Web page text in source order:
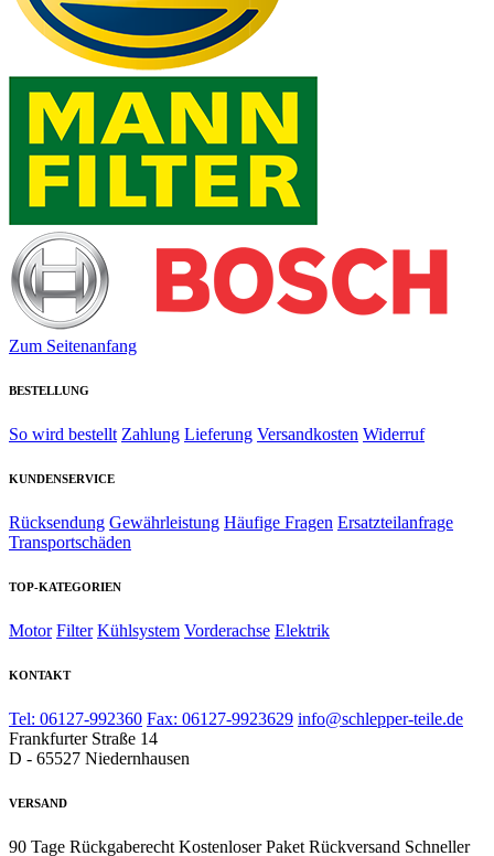
Zum Seitenanfang
BESTELLUNG
So wird bestellt Zahlung Lieferung Versandkosten Widerruf
KUNDENSERVICE
Rücksendung Gewährleistung Häufige Fragen Ersatzteilanfrage
Transportschäden
TOP-KATEGORIEN
Motor Filter Kühlsystem Vorderachse Elektrik
KONTAKT
Tel: 06127-992360 Fax: 06127-9923629 info@schlepper-teile.de
Frankfurter Straße 14
D - 65527 Niedernhausen
VERSAND
90 Tage Rückgaberecht Kostenloser Paket Rückversand Schneller